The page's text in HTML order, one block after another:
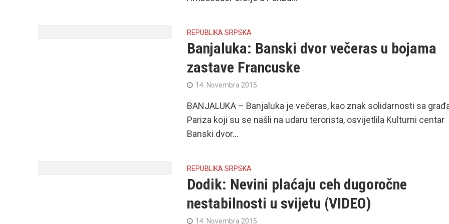
REPUBLIKA SRPSKA
Banjaluka: Banski dvor večeras u bojama
zastave Francuske
14. Novembra 2015.
BANJALUKA – Banjaluka je večeras, kao znak solidarnosti sa
Pariza koji su se našli na udaru terorista, osvijetlila Kulturni centar
Banski dvor...
REPUBLIKA SRPSKA
Dodik: Nevini plaćaju ceh dugoročne
nestabilnosti u svijetu (VIDEO)
14. Novembra 2015.